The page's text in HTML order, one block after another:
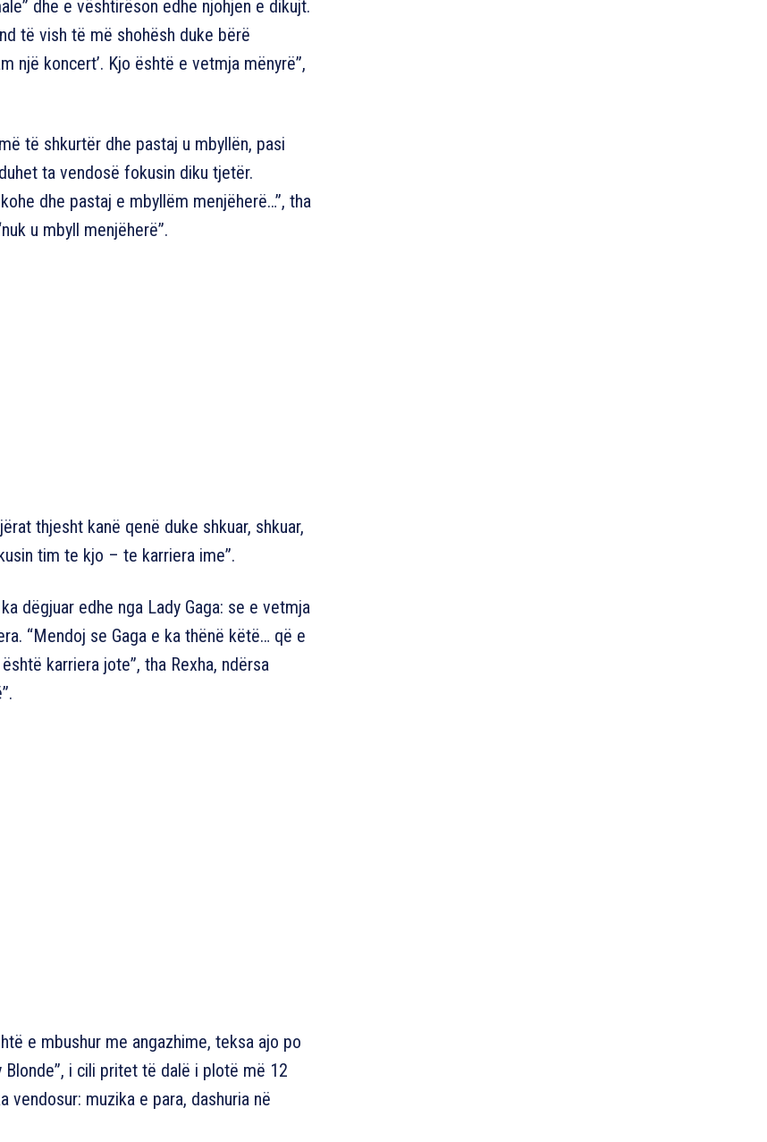
dhe e vështirëson edhe njohjen e dikujt.
të vish të më shohësh duke bërë
një koncert’. Kjo është e vetmja mënyrë”,
të shkurtër dhe pastaj u mbyllën, pasi
ta vendosë fokusin diku tjetër.
dhe pastaj e mbyllëm menjëherë…”, tha
u mbyll menjëherë”.
thjesht kanë qenë duke shkuar, shkuar,
tim te kjo – te karriera ime”.
dëgjuar edhe nga Lady Gaga: se e vetmja
“Mendoj se Gaga e ka thënë këtë… që e
karriera jote”, tha Rexha, ndërsa
e mbushur me angazhime, teksa ajo po
i cili pritet të dalë i plotë më 12
vendosur: muzika e para, dashuria në